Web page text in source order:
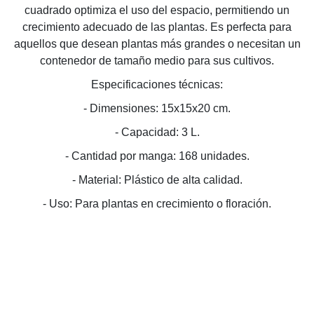
cuadrado optimiza el uso del espacio, permitiendo un
crecimiento adecuado de las plantas. Es perfecta para
aquellos que desean plantas más grandes o necesitan un
contenedor de tamaño medio para sus cultivos.
Especificaciones técnicas:
- Dimensiones: 15x15x20 cm.
- Capacidad: 3 L.
- Cantidad por manga: 168 unidades.
- Material: Plástico de alta calidad.
- Uso: Para plantas en crecimiento o floración.